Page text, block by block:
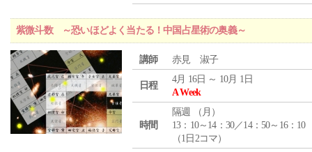
紫微斗数 ～恐いほどよく当たる！中国占星術の奥義～
講師 赤見 淑子
日程
4月 16日 ～ 10月 1日
A Week
時間
隔週 （ 月 ）
13：10～14：30／14：50～16：10
（1日2コマ）